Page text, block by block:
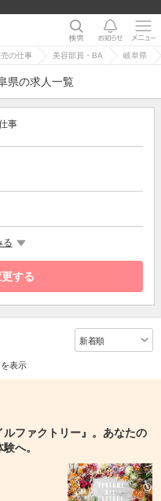
の仕事 美容部員・BA 岐阜県
県の求人一覧
事
る
する
表示
ファクトリー』。あなたの
へ。